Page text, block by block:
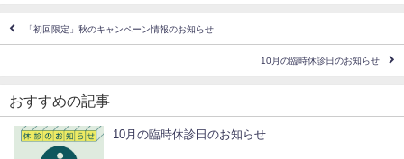
「初回限定」秋のキャンペーン情報のお知らせ
10月の臨時休診日のお知らせ
おすすめの記事
10月の臨時休診日のお知らせ